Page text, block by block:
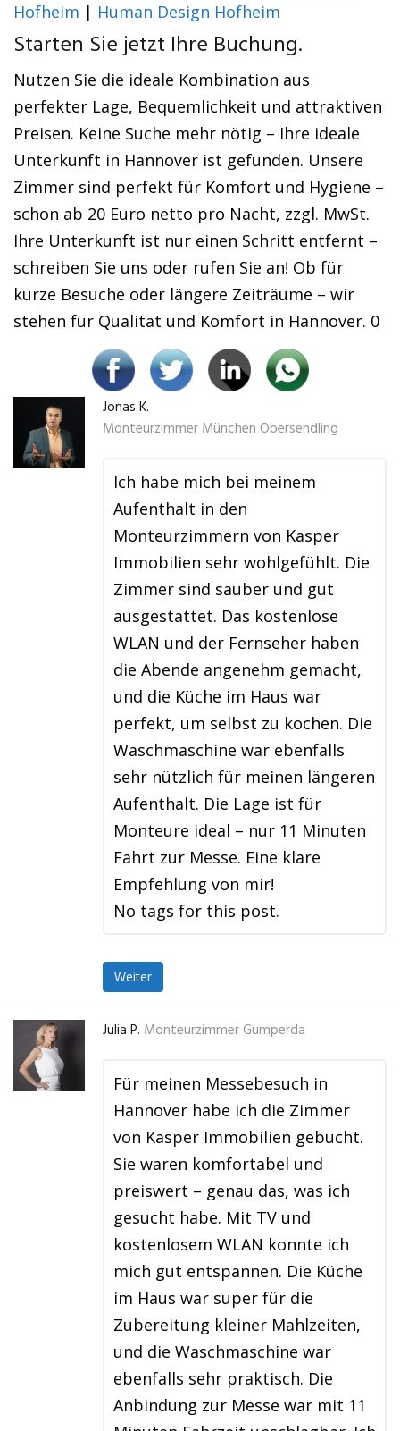
Hofheim | Human Design Hofheim
Starten Sie jetzt Ihre Buchung.
Nutzen Sie die ideale Kombination aus
perfekter Lage, Bequemlichkeit und attraktiven
Preisen. Keine Suche mehr nötig – Ihre ideale
Unterkunft in Hannover ist gefunden. Unsere
Zimmer sind perfekt für Komfort und Hygiene –
schon ab 20 Euro netto pro Nacht, zzgl. MwSt.
Ihre Unterkunft ist nur einen Schritt entfernt –
schreiben Sie uns oder rufen Sie an! Ob für
kurze Besuche oder längere Zeiträume – wir
stehen für Qualität und Komfort in Hannover. 0
Jonas K.
Monteurzimmer München Obersendling
Ich habe mich bei meinem
Aufenthalt in den
Monteurzimmern von Kasper
Immobilien sehr wohlgefühlt. Die
Zimmer sind sauber und gut
ausgestattet. Das kostenlose
WLAN und der Fernseher haben
die Abende angenehm gemacht,
und die Küche im Haus war
perfekt, um selbst zu kochen. Die
Waschmaschine war ebenfalls
sehr nützlich für meinen längeren
Aufenthalt. Die Lage ist für
Monteure ideal – nur 11 Minuten
Fahrt zur Messe. Eine klare
Empfehlung von mir!
No tags for this post.
Weiter
Julia P. Monteurzimmer Gumperda
Für meinen Messebesuch in
Hannover habe ich die Zimmer
von Kasper Immobilien gebucht.
Sie waren komfortabel und
preiswert – genau das, was ich
gesucht habe. Mit TV und
kostenlosem WLAN konnte ich
mich gut entspannen. Die Küche
im Haus war super für die
Zubereitung kleiner Mahlzeiten,
und die Waschmaschine war
ebenfalls sehr praktisch. Die
Anbindung zur Messe war mit 11